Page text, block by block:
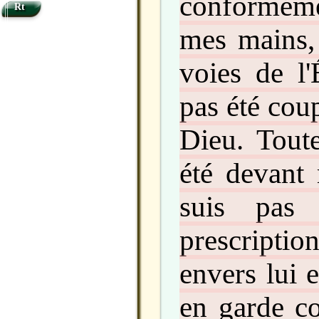
mes
voies de
pas été
Dieu.
été
suis pas
envers lui
en garde
Rt